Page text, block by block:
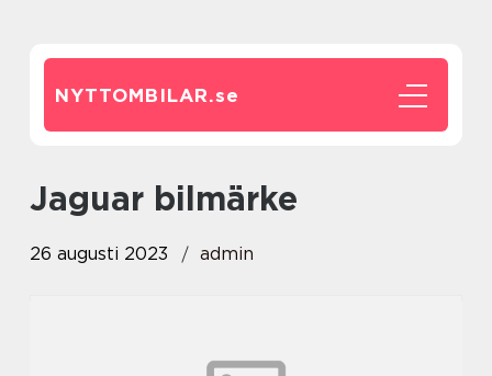
NYTTOMBILAR.se
jaguar bilmärke
26 augusti 2023 admin